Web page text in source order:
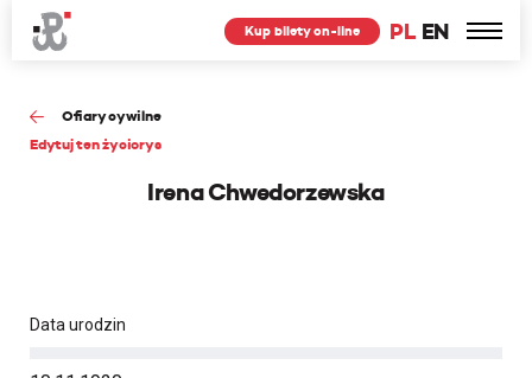
PL EN
Kup bilety on-line
Ofiary cywilne
Edytuj ten życiorys
Irena Chwedorzewska
Data urodzin